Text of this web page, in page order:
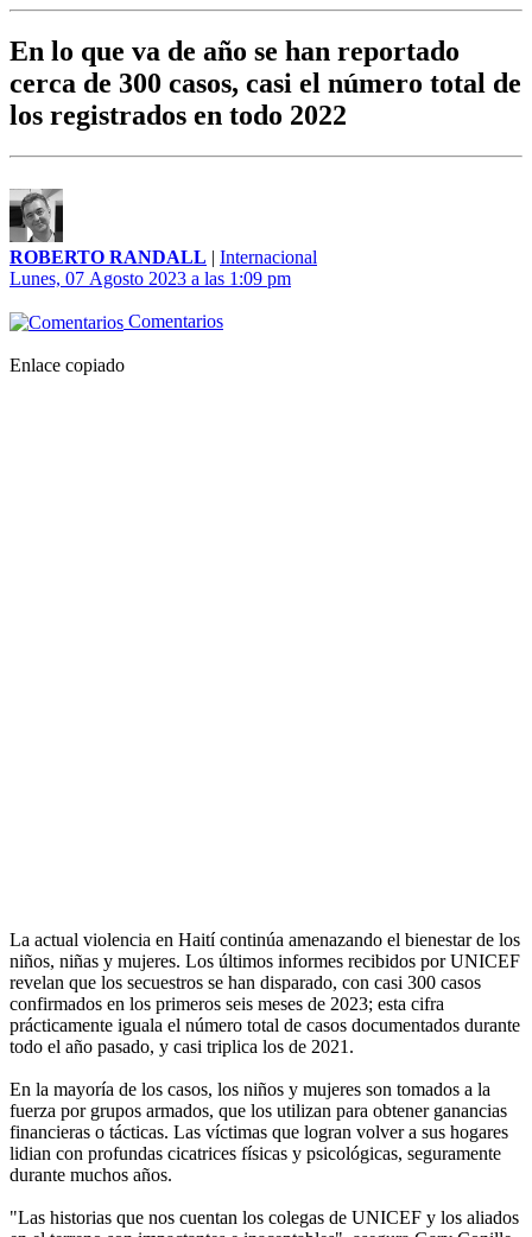
En lo que va de año se han reportado
cerca de 300 casos, casi el número total de
los registrados en todo 2022
ROBERTO RANDALL | Internacional
Lunes, 07 Agosto 2023 a las 1:09 pm
Comentarios
Enlace copiado
La actual violencia en Haití continúa amenazando el bienestar de los
niños, niñas y mujeres. Los últimos informes recibidos por UNICEF
revelan que los secuestros se han disparado, con casi 300 casos
confirmados en los primeros seis meses de 2023; esta cifra
prácticamente iguala el número total de casos documentados durante
todo el año pasado, y casi triplica los de 2021.
En la mayoría de los casos, los niños y mujeres son tomados a la
fuerza por grupos armados, que los utilizan para obtener ganancias
financieras o tácticas. Las víctimas que logran volver a sus hogares
lidian con profundas cicatrices físicas y psicológicas, seguramente
durante muchos años.
"Las historias que nos cuentan los colegas de UNICEF y los aliados